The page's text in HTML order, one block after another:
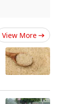
View More